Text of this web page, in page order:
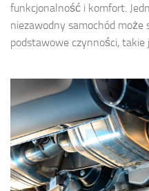
funkcjonalność i komfort.
niezawodny samochód może
podstawowe czynności, takie